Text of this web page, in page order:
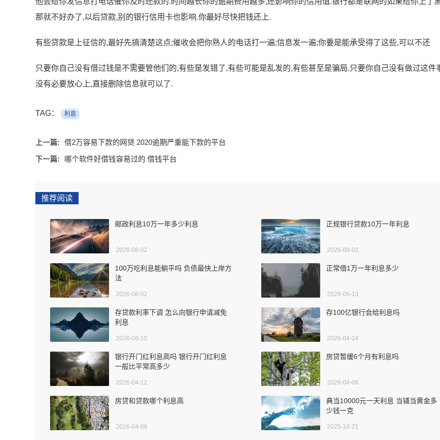
那就不好办了,以后贷款,别的银行信用卡也影响.你最好尽快把钱还上.
有些贷款是上征信的,最好先搞清楚这点;催收会把你熟人的电话打一遍;信息发一遍;你要是能承受得了这些,可以不还
只要你自己没有借过钱是不需要管他们的,有些是发错了,有些可能是乱发的,有些甚至是骗局.只要你自己没有做过这件
没有必要放心上,直接删除信息就可以了.
TAG： 利息
上一篇:
借2万容易下款的网贷 2020逾期严重能下款的平台
下一篇:
哪个软件好借钱容易过的 借钱平台
推荐阅读
邮政利息10万一年多少利息
2026-08-02
正规银行贷款10万一年利息
2026-08-02
100万吃利息能躺平吗 负债最快上岸方
法
2026-08-02
正常借1万一年利息多少
2026-06-13
存贷款利率下调 怎么向银行申请减免
利息
2026-06-10
存100亿银行会给利息吗
2026-04-24
银行开门红利息高吗 银行开门红利息
一般比平常高多少
2026-04-12
房贷暂缓6个月有利息吗
2026-04-06
房贷和贷款哪个利息高
2026-04-06
典当10000元一天利息 当铺当黄金多
少钱一克
2025-10-21